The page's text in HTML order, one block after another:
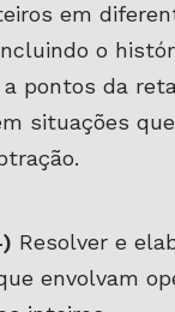
em
o
pontos da
situações
Resolver e
envolvam